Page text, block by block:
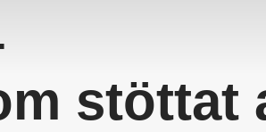
stöttat